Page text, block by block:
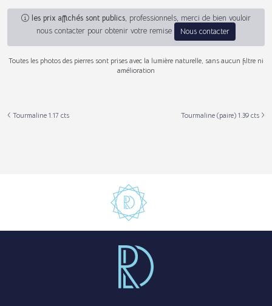
les prix affichés sont publics, professionnels, merci de bien vouloir
nous contacter pour obtenir votre remise
Nous contacter
Toutes les photos des pierres sont prises avec la lumière naturelle, sans aucun filtre ni
amélioration
Tourmaline 1.17 cts Tourmaline (paire) 1.39 cts